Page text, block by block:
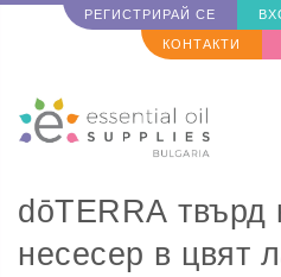
РЕГИСТРИРАЙ СЕ
КОНТАКТИ
dōTERRA твърд
несесер в цвят